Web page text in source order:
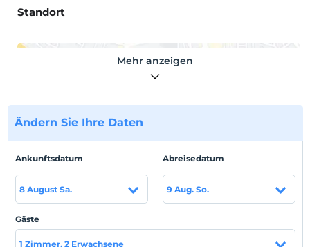
Standort
anzeigen
Hotelpolitik
Einchecken
Nach 15:00
Check-out
Vor 11:00
Mehr anzeigen
Ändern Sie Ihre Daten
Ankunftsdatum
8 August Sa.
Abreisedatum
9 Aug. So.
Gäste
1 Zimmer, 2 Erwachsene